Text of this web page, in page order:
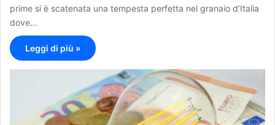
prime si è scatenata una tempesta perfetta nel granaio d’Italia
dove…
Leggi di più »